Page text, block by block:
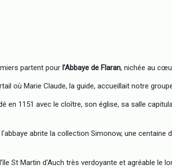
partent pour l’Abbaye de Flaran, nichée au
où Marie Claude, la guide, accueillait notre
en 1151 avec le cloître, son église, sa salle
abrite la collection Simonow, une
St Martin d'Auch très verdoyante et agréable le